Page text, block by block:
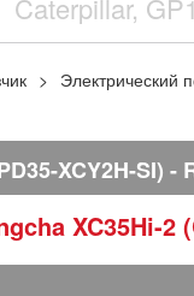
Электрический
XCY2H-SI)
XC35Hi-2